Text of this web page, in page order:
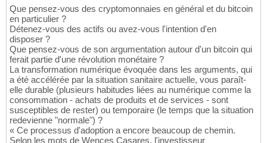
Que pensez-vous des cryptomonnaies en général et du bitcoin
en particulier ?
Détenez-vous des actifs ou avez-vous l'intention d'en
disposer ?
Que pensez-vous de son argumentation autour d'un bitcoin qui
ferait partie d'une révolution monétaire ?
La transformation numérique évoquée dans les arguments, qui
a été accélérée par la situation sanitaire actuelle, vous paraît-
elle durable (plusieurs habitudes liées au numérique comme la
consommation - achats de produits et de services - sont
susceptibles de rester) ou temporaire (le temps que la situation
redevienne "normale") ?
« Ce processus d'adoption a encore beaucoup de chemin.
Selon les mots de Wences Casares, l'investisseur